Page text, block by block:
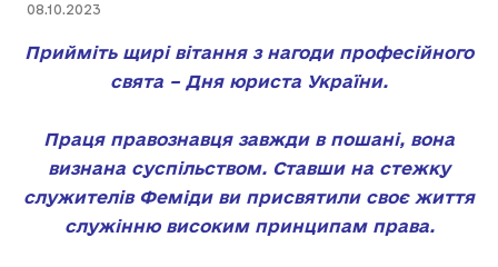
08.10.2023
Прийміть щирі вітання з нагоди професійного
свята – Дня юриста України.
Праця правознавця завжди в пошані, вона
визнана суспільством. Ставши на стежку
служителів Феміди ви присвятили своє життя
служінню високим принципам права.